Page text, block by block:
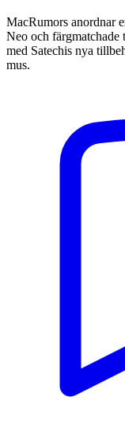
MacRumors anordnar
Neo och färgmatchade
med Satechis nya
mus.